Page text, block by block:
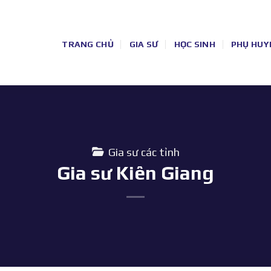
TRANG CHỦ GIA SƯ HỌC SINH PHỤ
Gia sư các tỉnh
Gia sư Kiên Giang